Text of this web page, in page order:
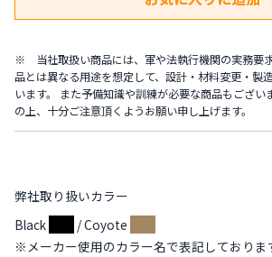
※ 当社取扱い商品には、軍や法執行機関の実務要
品とは異なる用途を想定して、設計・材料変更・製
います。 また予備知識や訓練が必要な商品もござい
の上、十分ご注意頂くようお願い申し上げます。
弊社取り扱いカラー
Black
/ Coyote
※メーカー使用のカラー名で表記しておりま